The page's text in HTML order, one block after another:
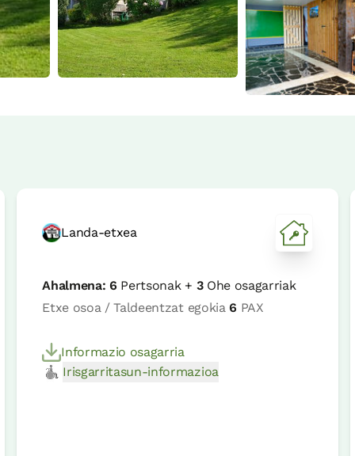
Landa-etxea
Ahalmena:6 Pertsonak + 3Ohe osagarriak
Etxe osoa / Taldeentzat egokia6 PAX
Informazio osagarria
Irisgarritasun-informazioa